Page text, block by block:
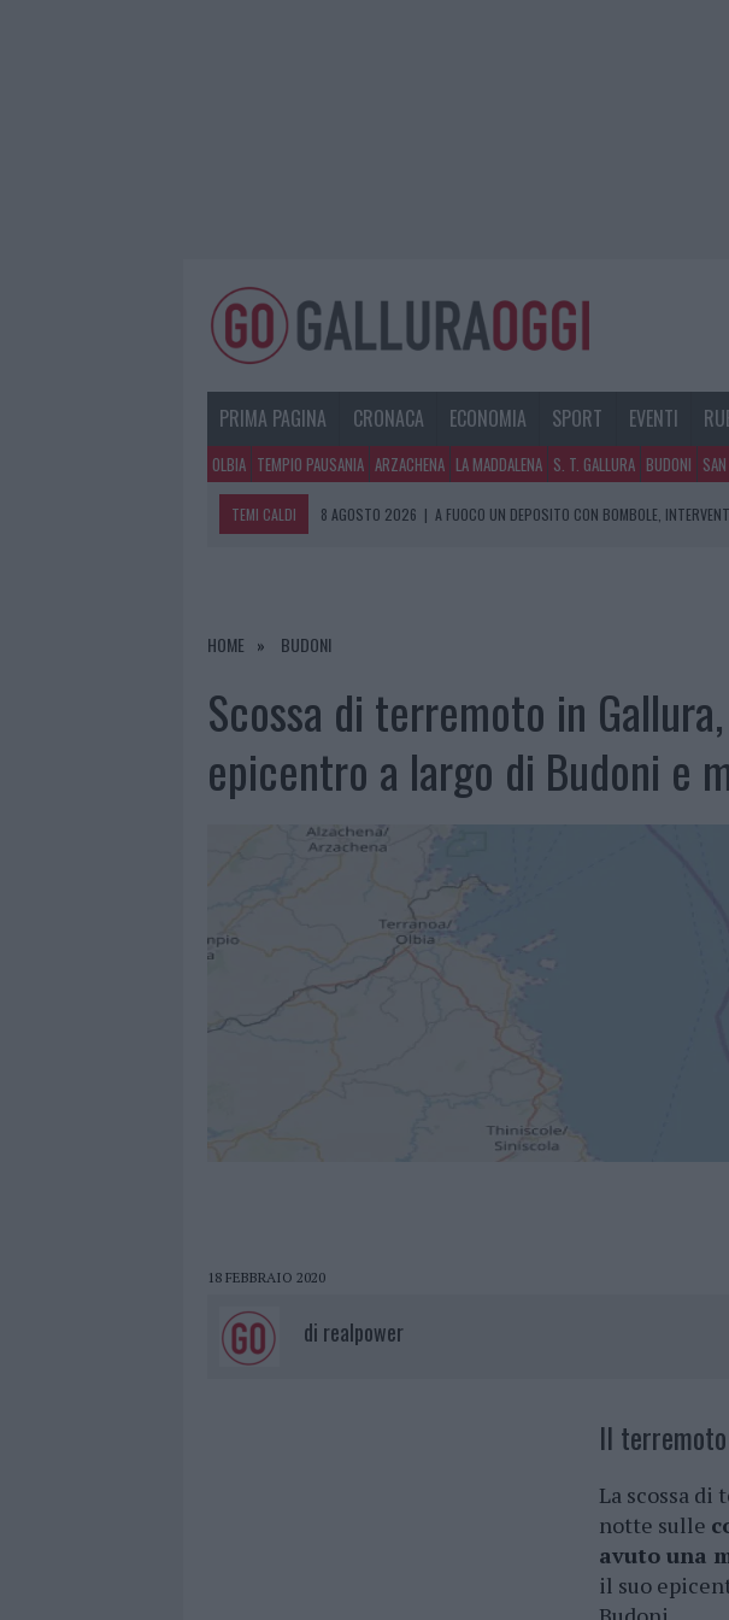
PRIMA PAGINA CRONACA ECONOMIA SPORT EVENTI
OLBIA TEMPIO PAUSANIA ARZACHENA LA MADDALENA S. T. GALLURA BUDONI
TEMI CALDI 8 AGOSTO 2026 | A FUOCO UN DEPOSITO CON BOMBOLE,
7 AGOSTO 2026
HOME BUDONI
Scossa di terremoto in
epicentro a largo di Budoni e
18 FEBBRAIO 2020
di realpower
Il
La scossa
notte sulle
avuto una
il suo